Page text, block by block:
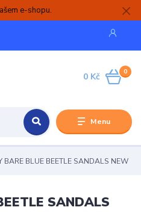
e-shopu.
Menu
0
0 Kč
BARE BLUE BEETLE SANDALS NEW
SANDALS